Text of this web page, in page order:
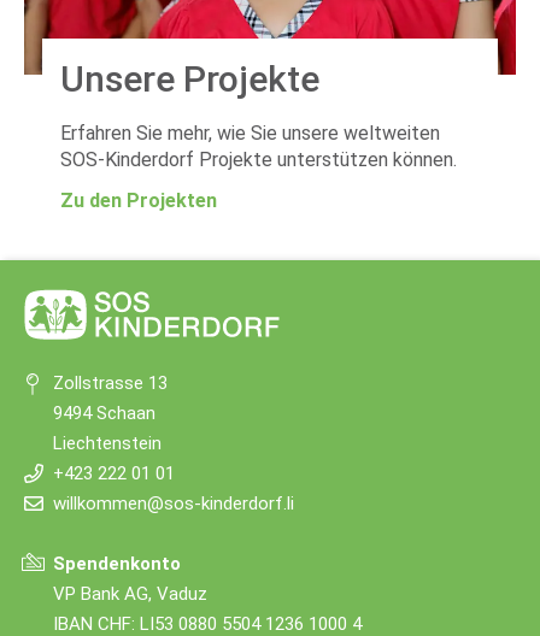
Unsere Projekte
Erfahren Sie mehr, wie Sie unsere weltweiten
SOS-Kinderdorf Projekte unterstützen können.
Zu den Projekten
Zollstrasse 13
9494 Schaan
Liechtenstein
+423 222 01 01
willkommen@sos-kinderdorf.li
Spendenkonto
VP Bank AG, Vaduz
IBAN CHF: LI53 0880 5504 1236 1000 4